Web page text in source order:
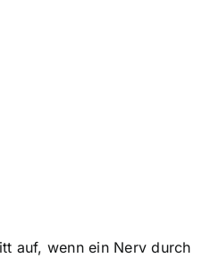
auf, wenn ein Nerv durch